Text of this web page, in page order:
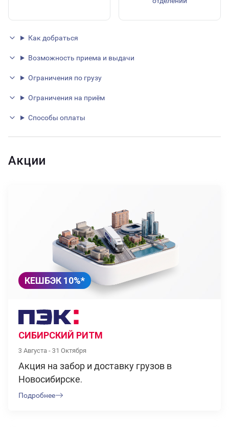
Как добраться
Возможность приема и выдачи
Ограничения по грузу
Ограничения на приём
Способы оплаты
Акции
КЕШБЭК 10%*
СИБИРСКИЙ РИТМ
3 Августа - 31 Октября
Акция на забор и доставку грузов в
Новосибирске.
Подробнее